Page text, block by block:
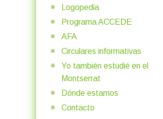
Logopedia
Programa ACCEDE
AFA
Circulares informativas
Yo también estudié en el
Montserrat
Dónde estamos
Contacto